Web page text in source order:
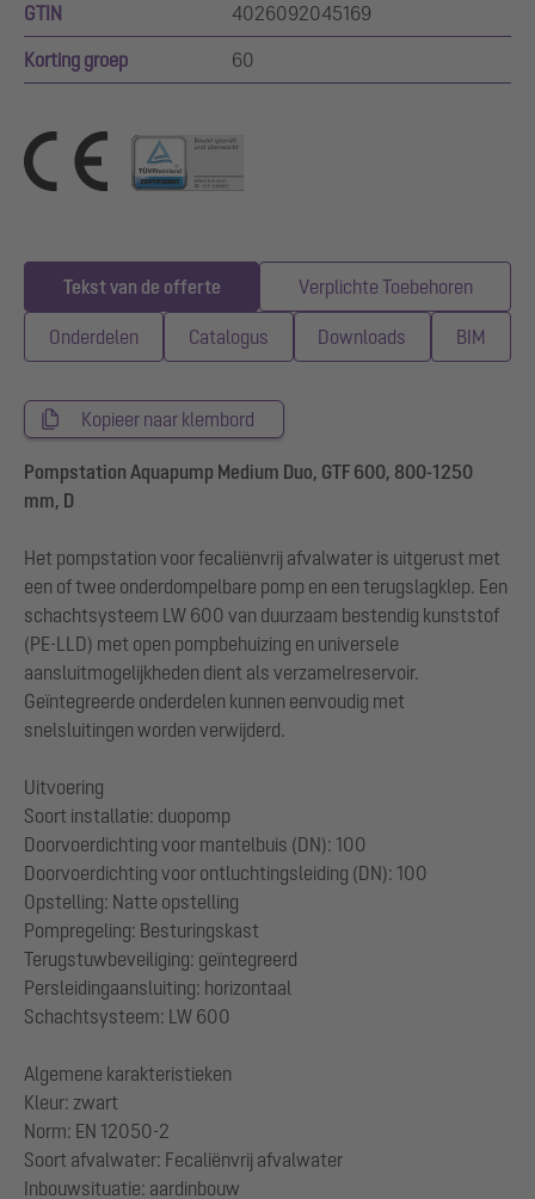
GTIN 4026092045169
Korting groep 60
Tekst van de offerte Verplichte Toebehoren
Onderdelen Catalogus Downloads BIM
Kopieer naar klembord
Pompstation Aquapump Medium Duo, GTF 600, 800-1250
mm, D
Het pompstation voor fecaliënvrij afvalwater is uitgerust met
een of twee onderdompelbare pomp en een terugslagklep. Een
schachtsysteem LW 600 van duurzaam bestendig kunststof
(PE-LLD) met open pompbehuizing en universele
aansluitmogelijkheden dient als verzamelreservoir.
Geïntegreerde onderdelen kunnen eenvoudig met
snelsluitingen worden verwijderd.
Uitvoering
Soort installatie: duopomp
Doorvoerdichting voor mantelbuis (DN): 100
Doorvoerdichting voor ontluchtingsleiding (DN): 100
Opstelling: Natte opstelling
Pompregeling: Besturingskast
Terugstuwbeveiliging: geïntegreerd
Persleidingaansluiting: horizontaal
Schachtsysteem: LW 600
Algemene karakteristieken
Kleur: zwart
Norm: EN 12050-2
Soort afvalwater: Fecaliënvrij afvalwater
Inbouwsituatie: aardinbouw